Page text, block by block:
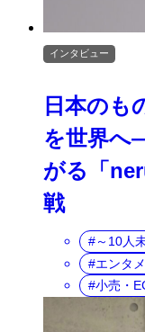
日本のも
を世界
がる「
戦
インタビュー
～10人
エンタ
小売・